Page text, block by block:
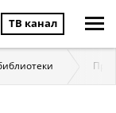
ТВ канал